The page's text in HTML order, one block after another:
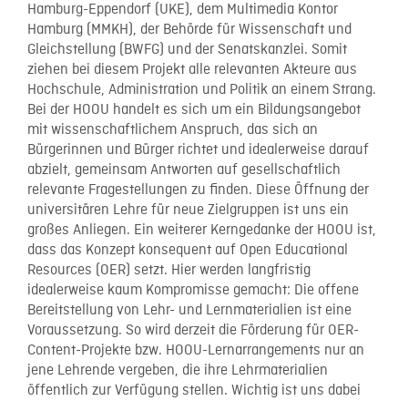
Hamburg-Eppendorf (UKE), dem Multimedia Kontor
Hamburg (MMKH), der Behörde für Wissenschaft und
Gleichstellung (BWFG) und der Senatskanzlei. Somit
ziehen bei diesem Projekt alle relevanten Akteure aus
Hochschule, Administration und Politik an einem Strang.
Bei der HOOU handelt es sich um ein Bildungsangebot
mit wissenschaftlichem Anspruch, das sich an
Bürgerinnen und Bürger richtet und idealerweise darauf
abzielt, gemeinsam Antworten auf gesellschaftlich
relevante Fragestellungen zu finden. Diese Öffnung der
universitären Lehre für neue Zielgruppen ist uns ein
großes Anliegen. Ein weiterer Kerngedanke der HOOU ist,
dass das Konzept konsequent auf Open Educational
Resources (OER) setzt. Hier werden langfristig
idealerweise kaum Kompromisse gemacht: Die offene
Bereitstellung von Lehr- und Lernmaterialien ist eine
Voraussetzung. So wird derzeit die Förderung für OER-
Content-Projekte bzw. HOOU-Lernarrangements nur an
jene Lehrende vergeben, die ihre Lehrmaterialien
öffentlich zur Verfügung stellen. Wichtig ist uns dabei